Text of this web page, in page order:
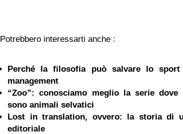
Potrebbero interessarti anche :
Perché la filosofia può salvare lo
management
“Zoo”: conosciamo meglio la serie dove
sono animali selvatici
Lost in translation, ovvero: la storia di
editoriale